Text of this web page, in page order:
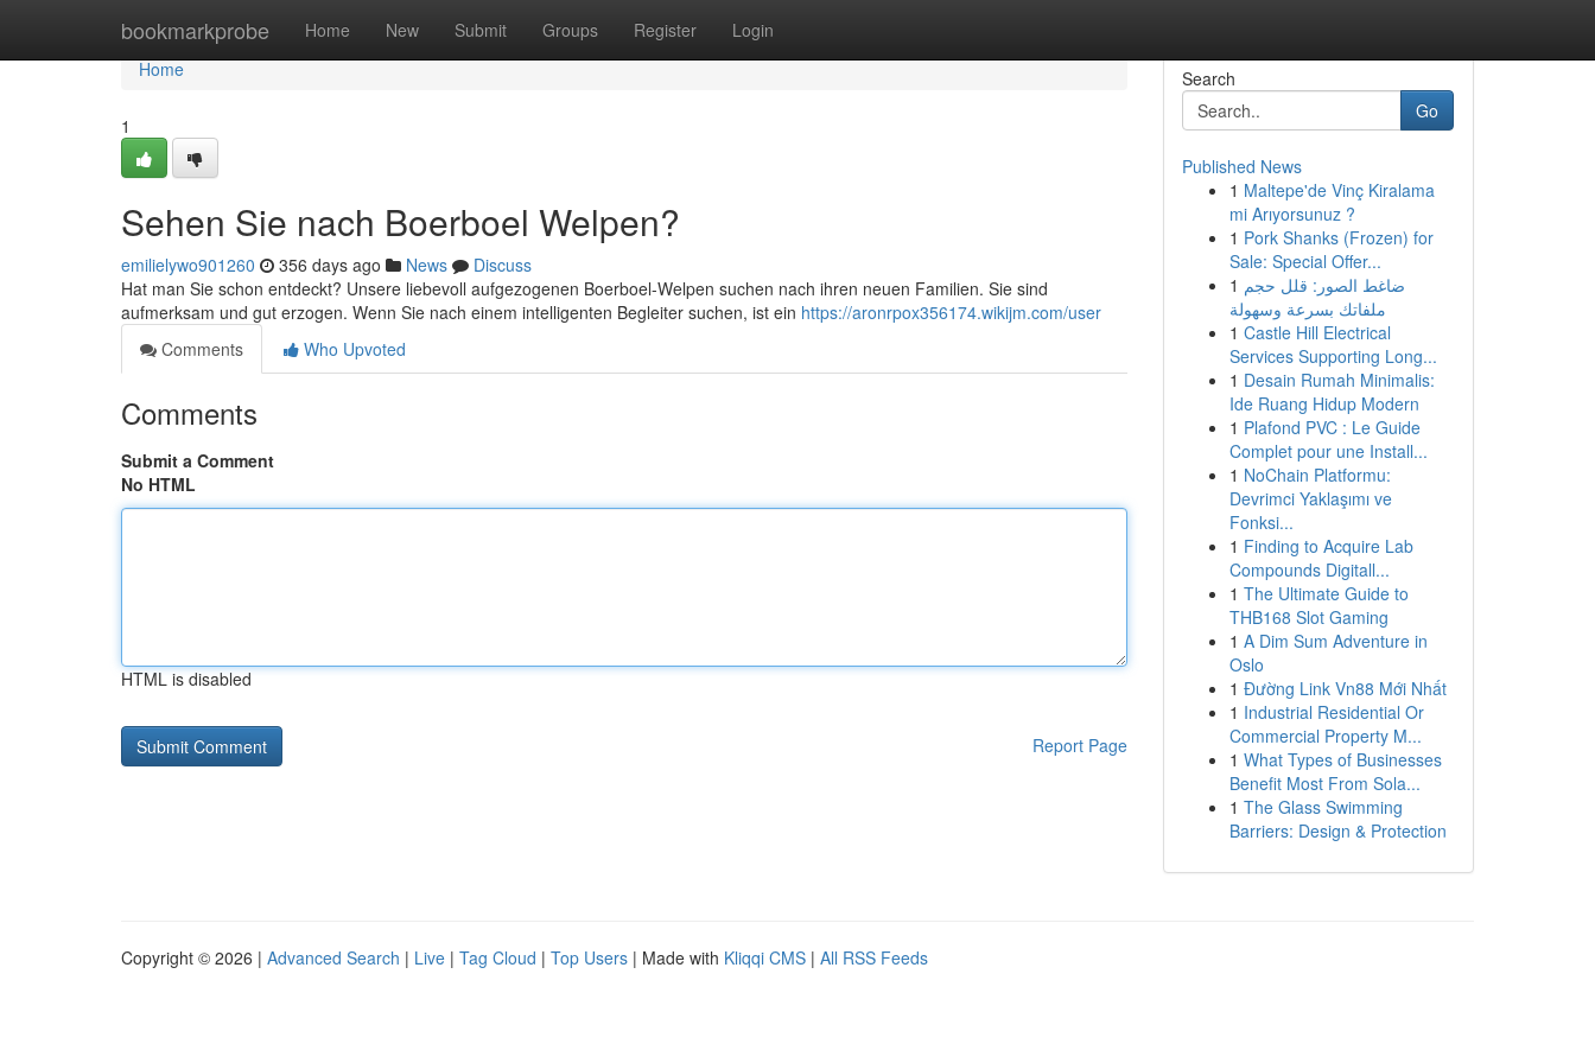
bookmarkprobe Home New Submit Groups Register Login
Home
Home
1
Sehen Sie nach Boerboel Welpen?
emilielywo901260 356 days ago News
Discuss
Hat man Sie schon entdeckt? Unsere liebevoll aufgezogenen Boerboel-Welpen suchen nach ihren neuen Familien. Sie sind
aufmerksam und gut erzogen. Wenn Sie nach einem intelligenten Begleiter suchen, ist ein https://aronrpox356174.wikijm.com/user
Comments
Who Upvoted
Comments
Submit a Comment
No HTML
HTML is disabled
Report Page
Search
Go
Published News
1 Maltepe'de Vinç Kiralama
mi Arıyorsunuz ?
1 Pork Shanks (Frozen) for
Sale: Special Offer...
1 ضاغط الصور: قلل حجم
ملفاتك بسرعة وسهولة
1 Castle Hill Electrical
Services Supporting Long...
1 Desain Rumah Minimalis:
Ide Ruang Hidup Modern
1 Plafond PVC : Le Guide
Complet pour une Install...
1 NoChain Platformu:
Devrimci Yaklaşımı ve
Fonksi...
1 Finding to Acquire Lab
Compounds Digitall...
1 The Ultimate Guide to
THB168 Slot Gaming
1 A Dim Sum Adventure in
Oslo
1 Đường Link Vn88 Mới Nhất
1 Industrial Residential Or
Commercial Property M...
1 What Types of Businesses
Benefit Most From Sola...
1 The Glass Swimming
Barriers: Design & Protection
Copyright © 2026 | Advanced Search | Live | Tag Cloud | Top Users | Made with Kliqqi CMS | All RSS Feeds